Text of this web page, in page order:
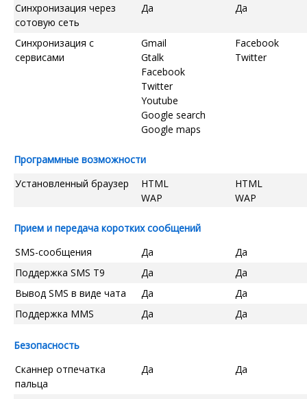
Синхронизация через
сотовую сеть
Да Да
Синхронизация с
сервисами
Gmail
Gtalk
Facebook
Twitter
Youtube
Google search
Google maps
Facebook
Twitter
Программные возможности
Установленный браузер
HTML
WAP
HTML
WAP
Прием и передача коротких сообщений
SMS-сообщения
Да
Да
Поддержка SMS T9
Да
Да
Вывод SMS в виде чата
Да
Да
Поддержка MMS
Да Да
Безопасность
Сканнер отпечатка
пальца
Да Да